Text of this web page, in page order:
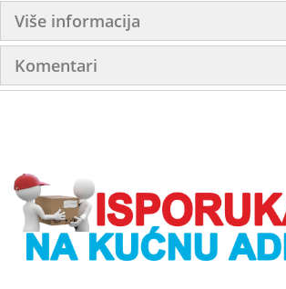
Više informacija
Komentari